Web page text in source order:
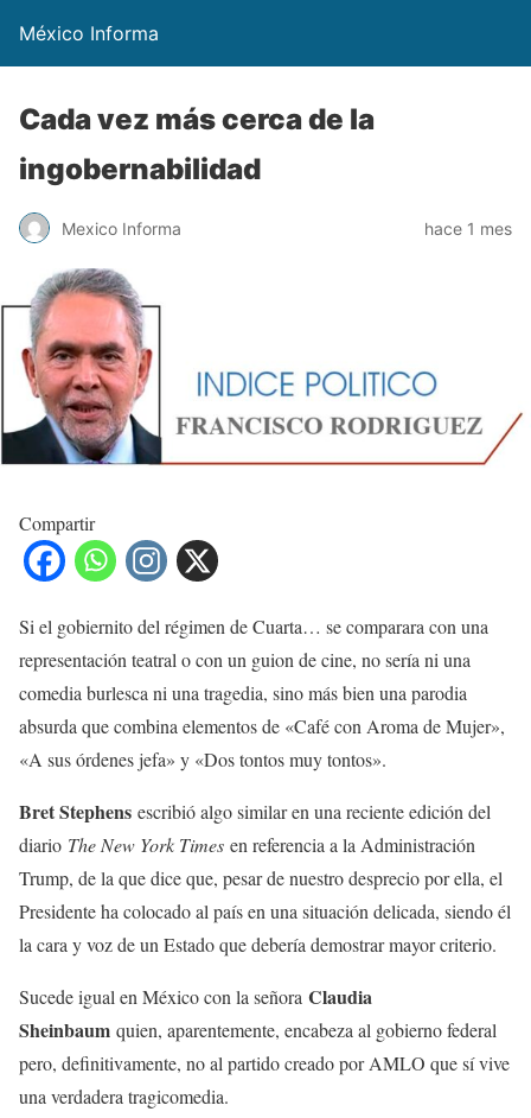
México Informa
Cada vez más cerca de la
ingobernabilidad
Mexico Informa hace 1 mes
Compartir
Si el gobiernito del régimen de Cuarta… se comparara con una
representación teatral o con un guion de cine, no sería ni una
comedia burlesca ni una tragedia, sino más bien una parodia
absurda que combina elementos de «Café con Aroma de Mujer»,
«A sus órdenes jefa» y «Dos tontos muy tontos».
Bret Stephens escribió algo similar en una reciente edición del
diario The New York Times en referencia a la Administración
Trump, de la que dice que, pesar de nuestro desprecio por ella, el
Presidente ha colocado al país en una situación delicada, siendo él
la cara y voz de un Estado que debería demostrar mayor criterio.
Sucede igual en México con la señora Claudia
Sheinbaum quien, aparentemente, encabeza al gobierno federal
pero, definitivamente, no al partido creado por AMLO que sí vive
una verdadera tragicomedia.